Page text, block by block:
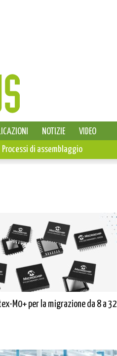
NOTIZIE
VIDEO
Processi di assemblaggio
M0+ per la migrazione da 8 a 32